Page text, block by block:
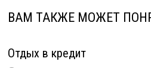
ВАМ ТАКЖЕ МОЖЕТ
Отдых в кредит